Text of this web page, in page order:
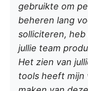
gebruikte om
beheren lang
solliciteren,
jullie team
Het zien van
tools heeft mijn